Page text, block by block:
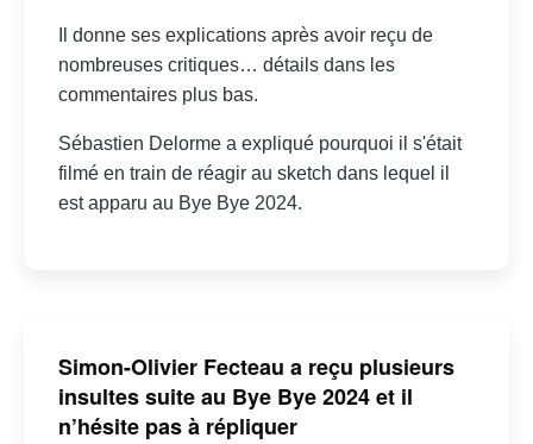
Il donne ses explications après avoir reçu de
nombreuses critiques… détails dans les
commentaires plus bas.
Sébastien Delorme a expliqué pourquoi il s'était
filmé en train de réagir au sketch dans lequel il
est apparu au Bye Bye 2024.
Simon-Olivier Fecteau a reçu plusieurs
insultes suite au Bye Bye 2024 et il
n’hésite pas à répliquer